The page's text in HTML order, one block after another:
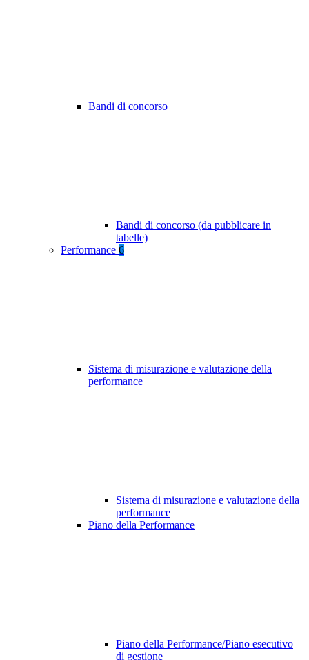
Bandi di concorso
Bandi di concorso (da pubblicare in
tabelle)
Performance 6
Sistema di misurazione e valutazione della
performance
Sistema di misurazione e valutazione della
performance
Piano della Performance
Piano della Performance/Piano esecutivo
di gestione